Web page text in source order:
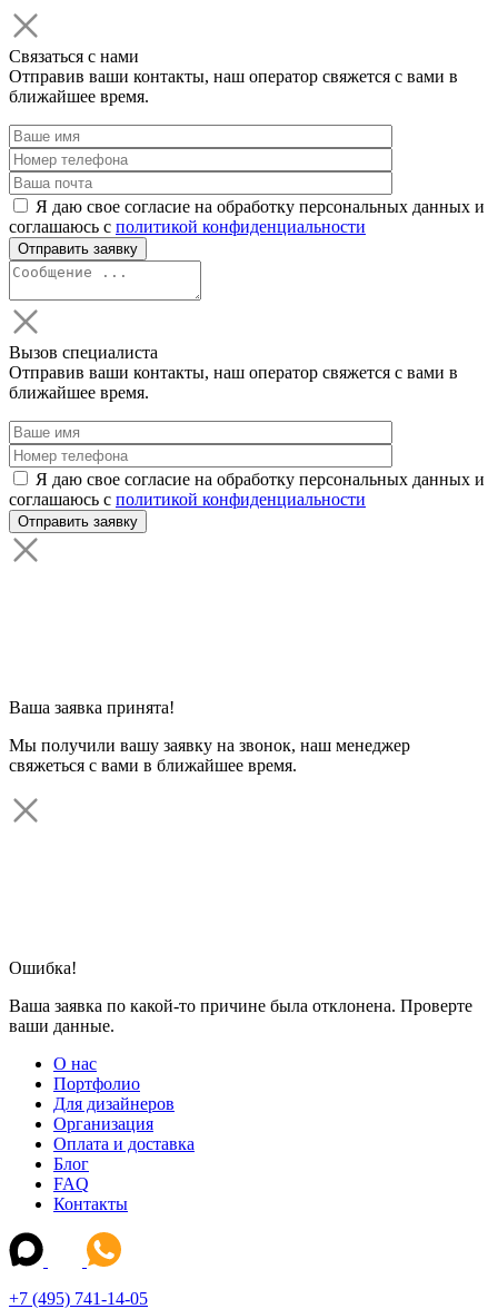
Связаться с нами
Отправив ваши контакты, наш оператор свяжется с вами в
ближайшее время.
Я даю свое согласие на обработку персональных данных и
соглашаюсь с политикой конфиденциальности
Вызов специалиста
Отправив ваши контакты, наш оператор свяжется с вами в
ближайшее время.
Я даю свое согласие на обработку персональных данных и
соглашаюсь с политикой конфиденциальности
Ваша заявка принята!
Мы получили вашу заявку на звонок, наш менеджер
свяжеться с вами в ближайшее время.
Ошибка!
Ваша заявка по какой-то причине была отклонена. Проверте
ваши данные.
О нас
Портфолио
Для дизайнеров
Организация
Оплата и доставка
Блог
FAQ
Контакты
+7 (495) 741-14-05